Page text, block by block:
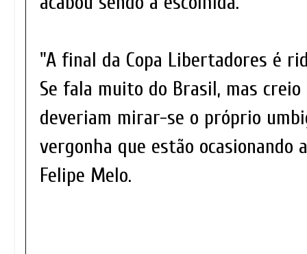
"A final da Copa Libertadores é
Se fala muito do Brasil, mas
deveriam mirar-se o próprio
vergonha que estão ocasionando
Felipe Melo.